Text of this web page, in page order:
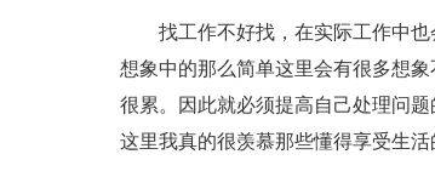
找工作不好找，在实际工作中也
想象中的那么简单这里会有很多想
很累。因此就必须提高自己处理问
这里我真的很羡慕那些懂得享受生